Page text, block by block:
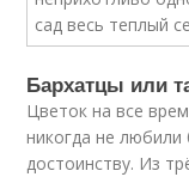
Бархатцы или
Цветок на все
никогда не
достоинству. Из